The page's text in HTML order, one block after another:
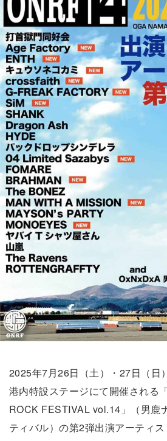
2025年7月26日（土）・27日（日
港内特設ステージにて開催される
ROCK FESTIVAL vol.14」（男鹿
ティバル）の第2弾出演アーティス